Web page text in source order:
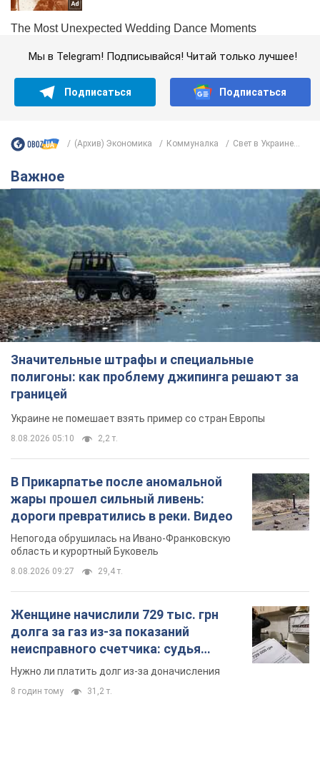
Мы в Telegram! Подписывайся! Читай только лучшее!
Подписаться Подписаться
(Архив) Экономика Коммуналка Свет в Украине...
Важное
Значительные штрафы и специальные
полигоны: как проблему джипинга решают за
границей
Украине не помешает взять пример со стран Европы
8.08.2026 05:10 2,2 т.
В Прикарпатье после аномальной
жары прошел сильный ливень:
дороги превратились в реки. Видео
Непогода обрушилась на Ивано-Франковскую
область и курортный Буковель
8.08.2026 09:27 29,4 т.
Женщине начислили 729 тыс. грн
долга за газ из-за показаний
неисправного счетчика: судья
вынес неожиданное решение
Нужно ли платить долг из-за доначисления
8 годин тому 31,2 т.